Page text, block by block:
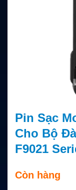
Pin Sạc
Cho Bộ
F9021
Còn hàng